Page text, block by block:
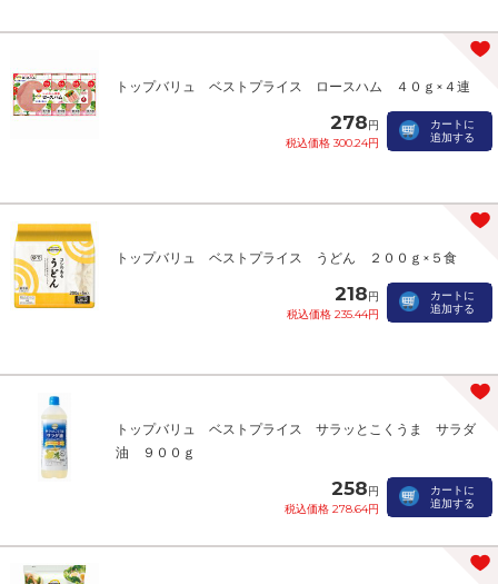
トップバリュ ベストプライス ロースハム ４０ｇ×４連
278円
税込価格 300.24円
カートに
追加する
トップバリュ ベストプライス うどん ２００ｇ×５食
218円
税込価格 235.44円
カートに
追加する
トップバリュ ベストプライス サラッとこくうま サラダ
油 ９００ｇ
258円
税込価格 278.64円
カートに
追加する